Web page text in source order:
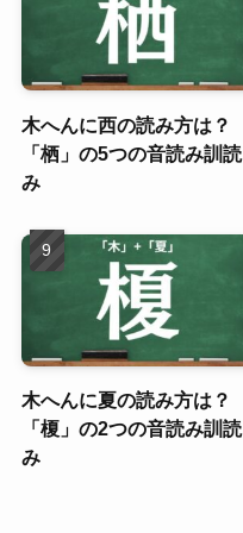
木へんに西の読み方は？
「栖」の5つの音読み訓読
み
木へんに夏の読み方は？
「榎」の2つの音読み訓読
み